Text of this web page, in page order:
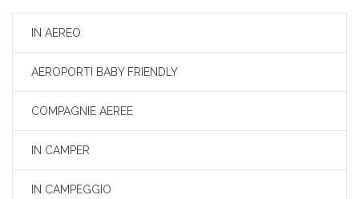
IN AEREO
AEROPORTI BABY FRIENDLY
COMPAGNIE AEREE
IN CAMPER
IN CAMPEGGIO